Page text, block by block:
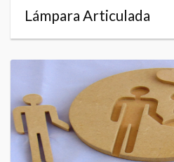
Lámpara Articulada